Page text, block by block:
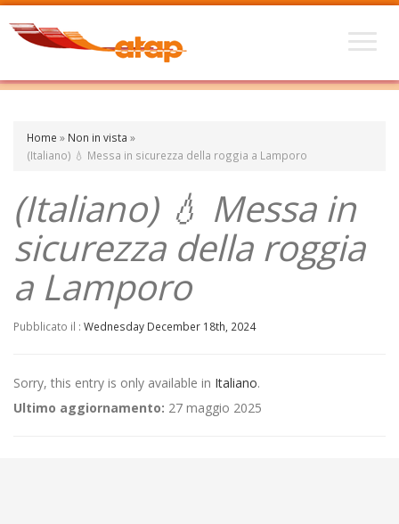
Home » Non in vista »
(Italiano) 💧 Messa in sicurezza della roggia a Lamporo
(Italiano) 💧 Messa in
sicurezza della roggia
a Lamporo
Pubblicato il : Wednesday December 18th, 2024
Sorry, this entry is only available in Italiano.
Ultimo aggiornamento: 27 maggio 2025